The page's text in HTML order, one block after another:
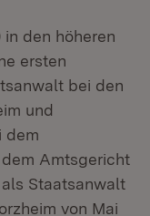
den höheren
ersten
bei den
und
dem
Amtsgericht
Staatsanwalt
von Mai